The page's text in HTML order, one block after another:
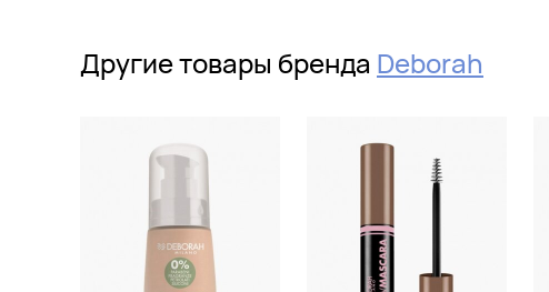
Другие товары бренда Deborah